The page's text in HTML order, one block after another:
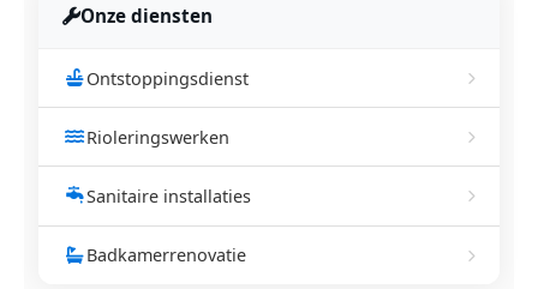
Onze diensten
Ontstoppingsdienst
Rioleringswerken
Sanitaire installaties
Badkamerrenovatie